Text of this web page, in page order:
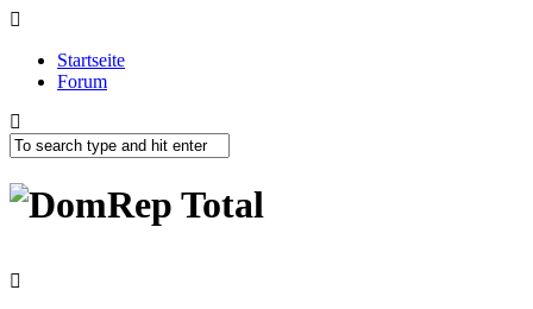
Startseite
Forum